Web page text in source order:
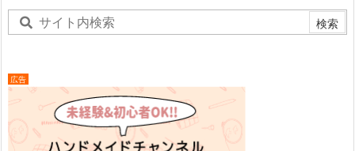
広告